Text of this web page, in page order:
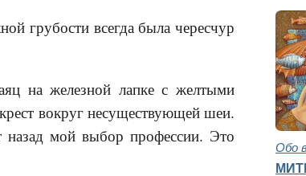
грубости всегда была чересчур
на железной лапке с желтыми
вокруг несуществующей шеи.
назад мой выбор профессии. Это
Обо